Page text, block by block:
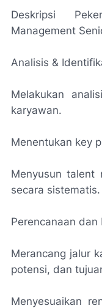
Deskripsi
Management
Analisis &
Melakukan
karyawan.
Menentukan key
Menyusun talent
secara sistematis.
Perencanaan dan
Merancang jalur
potensi, dan
Menyesuaikan